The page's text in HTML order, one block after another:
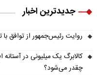
جدیدترین اخبار
روایت رئیس‌جمهور از توافق
کالابرگ یک میلیونی در
چقدر می‌شود؟